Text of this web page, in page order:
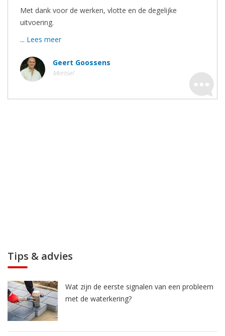
Met dank voor de werken, vlotte en de degelijke
uitvoering.
... Lees meer
Geert Goossens
Mortsel
Tips & advies
Wat zijn de eerste signalen van een probleem
met de waterkering?